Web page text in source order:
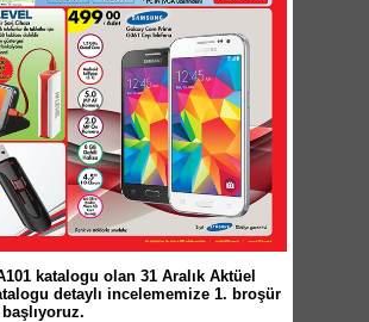
katalogu olan 31 Aralık Aktüel
detaylı incelememize 1. broşür